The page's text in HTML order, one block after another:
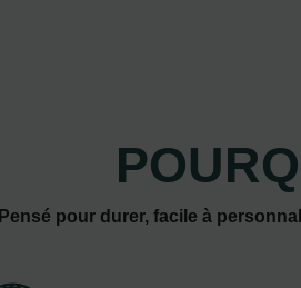
Pensé pour durer, facile à